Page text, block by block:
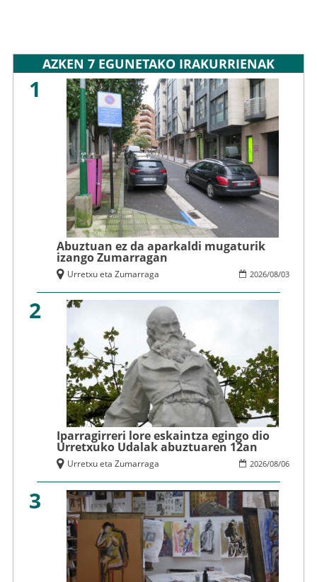
AZKEN 7 EGUNETAKO IRAKURRIENAK
1
Abuztuan ez da aparkaldi mugaturik
izango Zumarragan
2026/08/03
Urretxu eta Zumarraga
2
Iparragirreri lore eskaintza egingo dio
Urretxuko Udalak abuztuaren 12an
2026/08/06
Urretxu eta Zumarraga
3